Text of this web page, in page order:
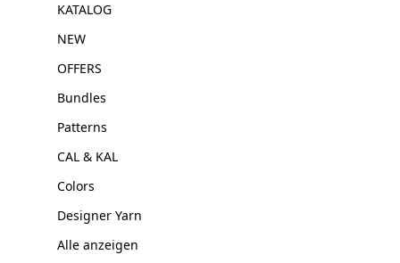
KATALOG
NEW
OFFERS
Bundles
Patterns
CAL & KAL
Colors
Designer Yarn
Alle anzeigen